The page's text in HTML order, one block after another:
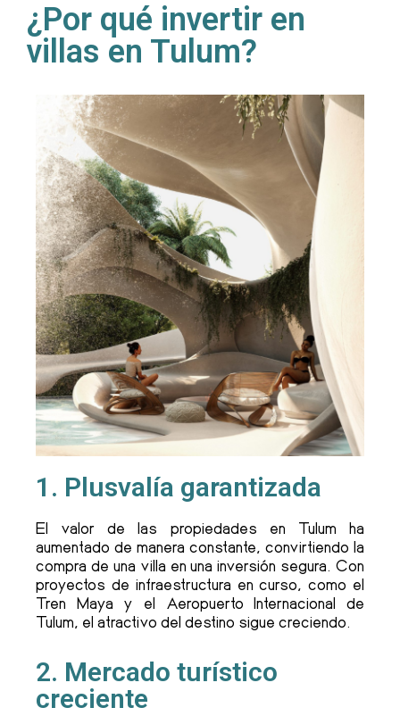
¿Por qué invertir en
villas en Tulum?
1. Plusvalía garantizada
El valor de las propiedades en Tulum ha
aumentado de manera constante, convirtiendo la
compra de una villa en una inversión segura. Con
proyectos de infraestructura en curso, como el
Tren Maya y el Aeropuerto Internacional de
Tulum, el atractivo del destino sigue creciendo.
2. Mercado turístico
creciente